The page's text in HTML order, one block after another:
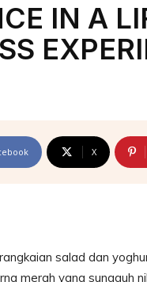
IN A
X
salad dan
merah yang sungguh